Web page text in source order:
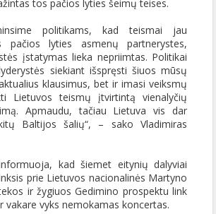
tos pačios lyties šeimų teises.
politikams, kad teismai jau
pačios lyties asmenų partnerystes,
įstatymas lieka nepriimtas. Politikai
siekiant išspręsti šiuos mūsų
klausimus, bet ir imasi veiksmų
Lietuvos teismų įtvirtintą vienalyčių
Apmaudu, tačiau Lietuva vis dar
Baltijos šalių“, – sako Vladimiras
kad šiemet eitynių dalyviai
prie Lietuvos nacionalinės Martyno
ir žygiuos Gedimino prospektu link
vakare vyks nemokamas koncertas.